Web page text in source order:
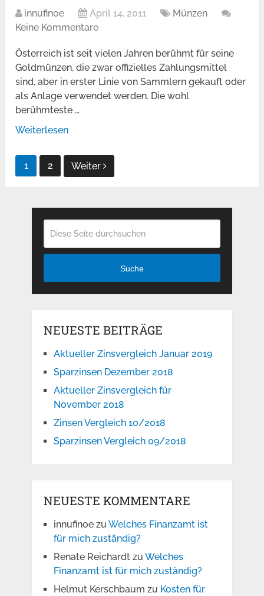
innufinoe April 14, 2011
Münzen
Keine Kommentare
Österreich ist seit vielen Jahren berühmt für seine
Goldmünzen, die zwar offizielles Zahlungsmittel
sind, aber in erster Linie von Sammlern gekauft oder
als Anlage verwendet werden. Die wohl
berühmteste …
Weiterlesen
Seitennummerierung
Beiträge
1 2 Weiter
Suche
NEUESTE BEITRÄGE
Aktueller Zinsvergleich Januar 2019
Sparzinsen Dezember 2018
Aktueller Zinsvergleich für
November 2018
Zinsen Vergleich 10/2018
Sparzinsen Vergleich 09/2018
NEUESTE KOMMENTARE
innufinoezu Welches Finanzamt ist
für mich zuständig?
Renate Reichardtzu Welches
Finanzamt ist für mich zuständig?
Helmut Kerschbaum zu Kosten für